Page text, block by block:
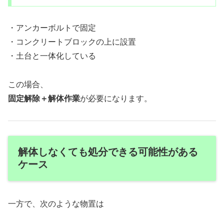
・アンカーボルトで固定
・コンクリートブロックの上に設置
・土台と一体化している
この場合、
固定解除＋解体作業が必要になります。
解体しなくても処分できる可能性がある
ケース
一方で、次のような物置は